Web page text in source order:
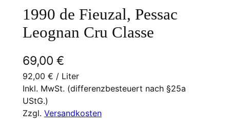
1990 de Fieuzal, Pessac
Leognan Cru Classe
69,00 €
92,00 € / Liter
Inkl. MwSt. (differenzbesteuert nach §25a
UStG.)
Zzgl. Versandkosten